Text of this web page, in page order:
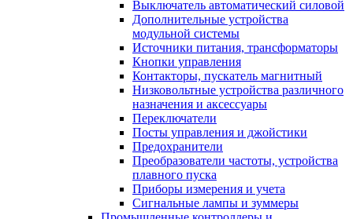
Выключатель автоматический силовой
Дополнительные устройства
модульной системы
Источники питания, трансформаторы
Кнопки управления
Контакторы, пускатель магнитный
Низковольтные устройства различного
назначения и аксессуары
Переключатели
Посты управления и джойстики
Предохранители
Преобразователи частоты, устройства
плавного пуска
Приборы измерения и учета
Сигнальные лампы и зуммеры